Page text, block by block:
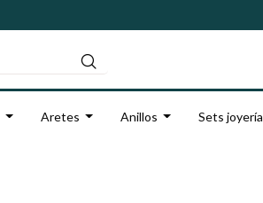
Aretes Anillos Sets joyería